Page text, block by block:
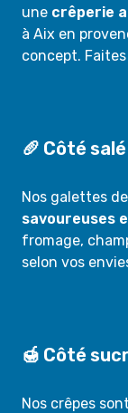
une crêperie
à Aix en
concept.
🥖 Côté salé
Nos galettes
savoureuses
fromage,
selon vos
🍯 Côté
Nos crêpes